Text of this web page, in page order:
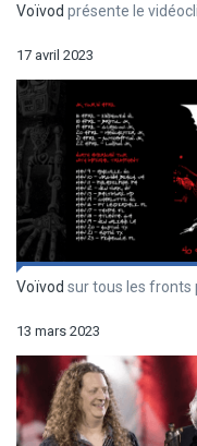
Voïvod présente le
17 avril 2023
Voïvod sur tous les fronts
13 mars 2023